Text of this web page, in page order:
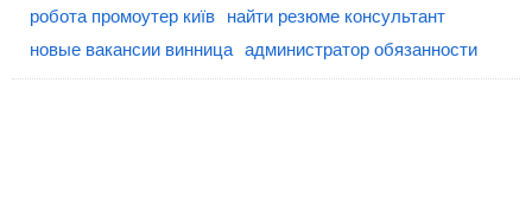
робота промоутер київ
найти резюме консультант
новые вакансии винница администратор обязанности